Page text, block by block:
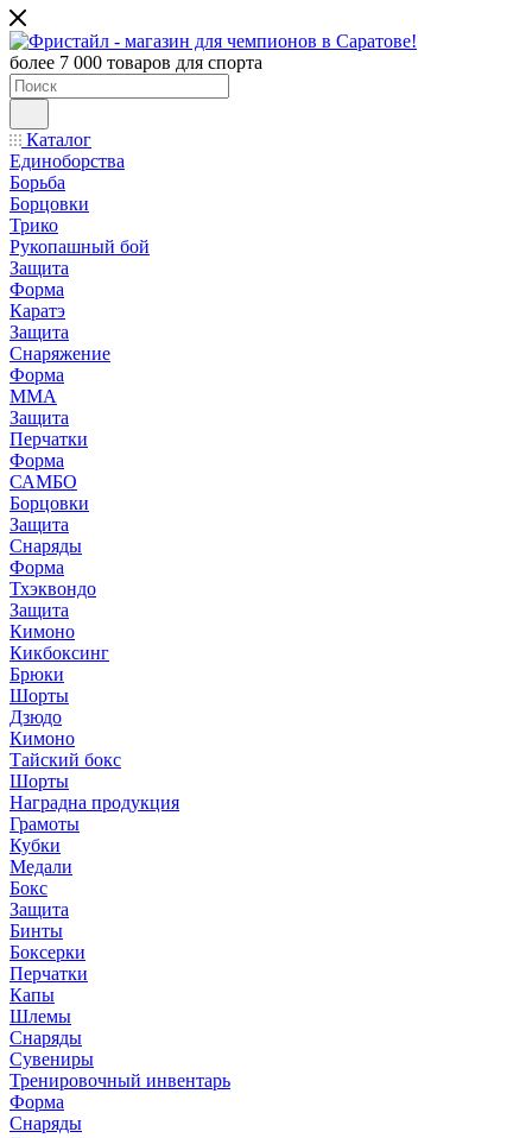
более 7 000 товаров для спорта
Каталог
Единоборства
Борьба
Борцовки
Трико
Рукопашный бой
Защита
Форма
Каратэ
Защита
Снаряжение
Форма
ММА
Защита
Перчатки
Форма
САМБО
Борцовки
Защита
Снаряды
Форма
Тхэквондо
Защита
Кимоно
Кикбоксинг
Брюки
Шорты
Дзюдо
Кимоно
Тайский бокс
Шорты
Наградна продукция
Грамоты
Кубки
Медали
Бокс
Защита
Бинты
Боксерки
Перчатки
Капы
Шлемы
Снаряды
Сувениры
Тренировочный инвентарь
Форма
Снаряды